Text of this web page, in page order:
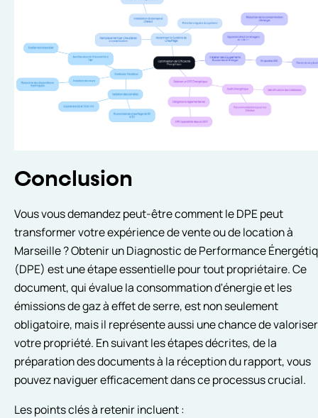
Conclusion
Vous vous demandez peut-être comment le DPE peut
transformer votre expérience de vente ou de location à
Marseille ? Obtenir un Diagnostic de Performance
(DPE) est une étape essentielle pour tout propriétaire. Ce
document, qui évalue la consommation d'énergie et les
émissions de gaz à effet de serre, est non seulement
obligatoire, mais il représente aussi une chance de valoriser
votre propriété. En suivant les étapes décrites, de la
préparation des documents à la réception du rapport, vous
pouvez naviguer efficacement dans ce processus crucial.
Les points clés à retenir incluent :